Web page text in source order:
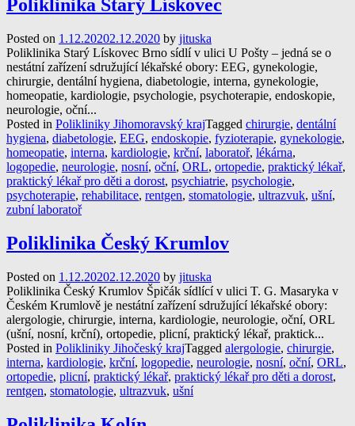
Poliklinika Starý Lískovec
Posted on 1.12.20202.12.2020 by jituska
Poliklinika Starý Lískovec Brno sídlí v ulici U Pošty – jedná se o
nestátní zařízení sdružující lékařské obory: EEG, gynekologie,
chirurgie, dentální hygiena, diabetologie, interna, gynekologie,
homeopatie, kardiologie, psychologie, psychoterapie, endoskopie,
neurologie, oční...
Posted in Polikliniky Jihomoravský krajTagged chirurgie, dentální
hygiena, diabetologie, EEG, endoskopie, fyzioterapie, gynekologie,
homeopatie, interna, kardiologie, krční, laboratoř, lékárna,
logopedie, neurologie, nosní, oční, ORL, ortopedie, praktický lékař,
praktický lékař pro děti a dorost, psychiatrie, psychologie,
psychoterapie, rehabilitace, rentgen, stomatologie, ultrazvuk, ušní,
zubní laboratoř
Poliklinika Český Krumlov
Posted on 1.12.20202.12.2020 by jituska
Poliklinika Český Krumlov Špičák sídlící v ulici T. G. Masaryka v
Českém Krumlově je nestátní zařízení sdružující lékařské obory:
alergologie, chirurgie, interna, kardiologie, neurologie, oční, ORL
(ušní, nosní, krční), ortopedie, plicní, praktický lékař, praktick...
Posted in Polikliniky Jihočeský krajTagged alergologie, chirurgie,
interna, kardiologie, krční, logopedie, neurologie, nosní, oční, ORL,
ortopedie, plicní, praktický lékař, praktický lékař pro děti a dorost,
rentgen, stomatologie, ultrazvuk, ušní